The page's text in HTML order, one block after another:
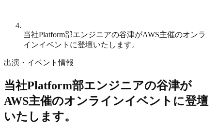
当社Platform部エンジニアの谷津がAWS主催のオンラ
インイベントに登壇いたします。
出演・イベント情報
当社Platform部エンジニアの谷津が
AWS主催のオンラインイベントに登壇
いたします。